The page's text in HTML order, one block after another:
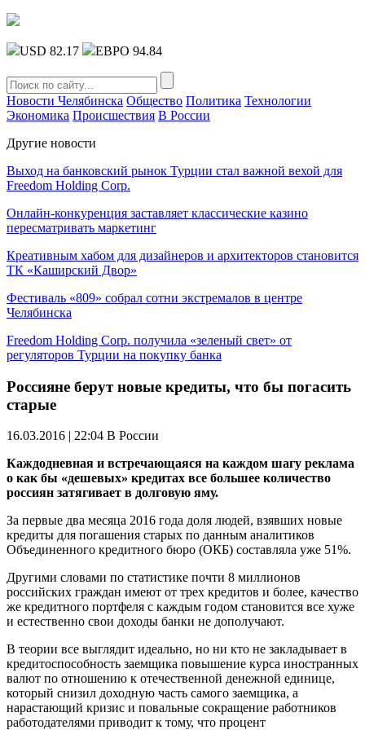
USD 82.17 ЕВРО 94.84
Новости Челябинска Общество Политика Технологии
Экономика Происшествия В России
Другие новости
Выход на банковский рынок Турции стал важной вехой для
Freedom Holding Corp.
Онлайн-конкуренция заставляет классические казино
пересматривать маркетинг
Креативным хабом для дизайнеров и архитекторов становится
ТК «Каширский Двор»
Фестиваль «809» собрал сотни экстремалов в центре
Челябинска
Freedom Holding Corp. получила «зеленый свет» от
регуляторов Турции на покупку банка
Россияне берут новые кредиты, что бы погасить
старые
16.03.2016 | 22:04 В России
Каждодневная и встречающаяся на каждом шагу реклама
о как бы «дешевых» кредитах все большее количество
россиян затягивает в долговую яму.
За первые два месяца 2016 года доля людей, взявших новые
кредиты для погашения старых по данным аналитиков
Объединенного кредитного бюро (ОКБ) составляла уже 51%.
Другими словами по статистике почти 8 миллионов
российских граждан имеют от трех кредитов и более, качество
же кредитного портфеля с каждым годом становится все хуже
и естественно свои доходы банки не дополучают.
В теории все выглядит идеально, но ни кто не закладывает в
кредитоспособность заемщика повышение курса иностранных
валют по отношению к отечественной денежной единице,
который снизил доходную часть самого заемщика, а
нарастающий кризис и повальные сокращение работников
работодателями приводит к тому, что процент